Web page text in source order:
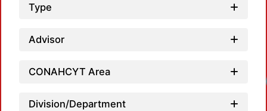
Type
Advisor
CONAHCYT Area
Division/Department